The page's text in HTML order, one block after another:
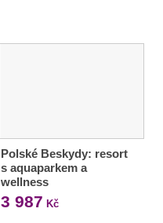
Polské Beskydy: resort
s aquaparkem a
wellness
3 987 Kč